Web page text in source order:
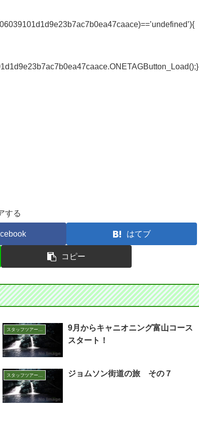
する
はてブ
コピー
9月からキャニオニング富山コース
スタート！
ジョムソン街道の旅 その７